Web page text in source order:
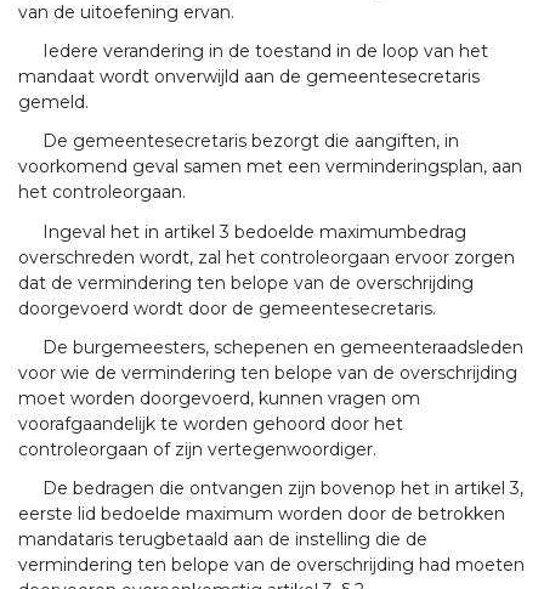
van de uitoefening ervan.
Iedere verandering in de toestand in de loop van het
mandaat wordt onverwijld aan de gemeentesecretaris
gemeld.
De gemeentesecretaris bezorgt die aangiften, in
voorkomend geval samen met een verminderingsplan, aan
het controleorgaan.
Ingeval het in artikel 3 bedoelde maximumbedrag
overschreden wordt, zal het controleorgaan ervoor zorgen
dat de vermindering ten belope van de overschrijding
doorgevoerd wordt door de gemeentesecretaris.
De burgemeesters, schepenen en gemeenteraadsleden
voor wie de vermindering ten belope van de overschrijding
moet worden doorgevoerd, kunnen vragen om
voorafgaandelijk te worden gehoord door het
controleorgaan of zijn vertegenwoordiger.
De bedragen die ontvangen zijn bovenop het in artikel 3,
eerste lid bedoelde maximum worden door de betrokken
mandataris terugbetaald aan de instelling die de
vermindering ten belope van de overschrijding had moeten